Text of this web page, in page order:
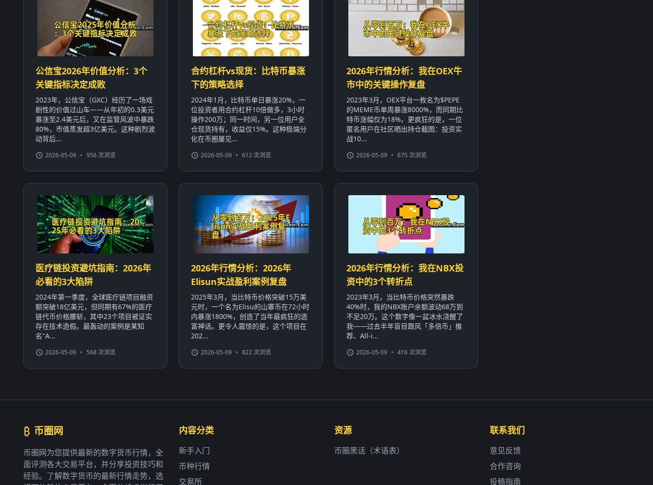
公信宝2026年价值分析：3个
关键指标决定成败
2023年，公信宝（GXC）经历了一场戏
剧性的价值过山车——从年初的0.3美元
暴涨至2.4美元后，又在监管风波中暴跌
80%，市值蒸发超3亿美元。这种剧烈波
动背后...
2026-05-09 • 956 次浏览
合约杠杆vs现货：比特币暴涨
下的策略选择
2024年1月，比特币单日暴涨20%，一
位投资者用合约杠杆10倍做多，3小时
操作200万；同一时间，另一位用户全
仓现货持有，收益仅15%。这种极端分
化在币圈屡见...
2026-05-09 • 612 次浏览
2026年行情分析：我在OEX牛
市中的关键操作复盘
2023年3月，OEX平台一枚名为$PEPE
的MEME币单周暴涨8000%，而同期比
特币涨幅仅为18%。更疯狂的是，一位
匿名用户在社区晒出持仓截图：投资实
战10...
2026-05-09 • 675 次浏览
医疗链投资避坑指南：2026年
必看的3大陷阱
2024年第一季度，全球医疗链项目融资
额突破18亿美元，但同期有67%的医疗
链代币价格腰斩，其中23个项目被证实
存在技术造假。最轰动的案例是某知
名"A...
2026-05-09 • 568 次浏览
2026年行情分析：2026年
Elisun实战盈利案例复盘
2025年3月，当比特币价格突破15万美
元时，一个名为Elisu的山寨币在72小时
内暴涨1800%，创造了当年最疯狂的造
富神话。更令人震惊的是，这个项目在
202...
2026-05-09 • 822 次浏览
2026年行情分析：我在NBX投
资中的3个转折点
2023年3月，当比特币价格突然暴跌
40%时，我的NBX账户余额波动68万到
不足20万。这个数字像一盆冰水浇醒了
我——过去半年盲目跟风「多倍币」推
荐、All-i...
2026-05-09 • 416 次浏览
₿ 币圈网
币圈网为您提供最新的数字货币行情，全
面评测各大交易平台，并分享投资技巧和
经验。了解数字货币的最新行情走势，选
内容分类
新手入门
币种行情
交易所
资源
币圈黑话（术语表）
联系我们
意见反馈
合作咨询
投稿指南